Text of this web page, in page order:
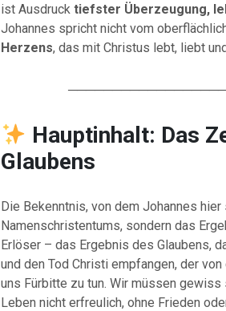
ist Ausdruck tiefster Überzeugung,
Johannes spricht nicht vom
Herzens, das mit Christus lebt, liebt
Hauptinhalt: Das
Glaubens
Die Bekenntnis, von dem Johannes
Namenschristentums, sondern das
Erlöser – das Ergebnis des Glaubens,
und den Tod Christi empfangen, der
uns Fürbitte zu tun. Wir müssen
Leben nicht erfreulich, ohne Frieden